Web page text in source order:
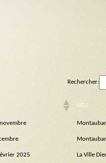
Rechercher:
LIEU
2025 La Ville